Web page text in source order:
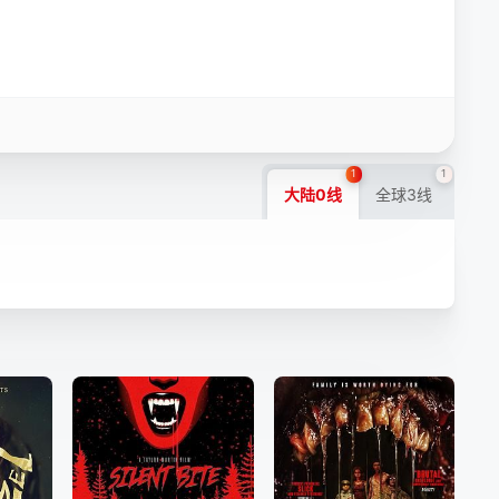
大陆0线
1
全球3线
1